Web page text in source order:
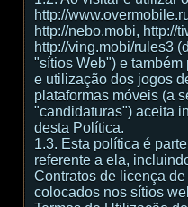
http://
http://nebo.mobi, http://
http://ving.mobi/rules3
"sítios Web") e
e utilização dos jogos
plataformas móveis (a
"candidaturas") aceita
desta Política.
1.3. Esta política é
referente a ela,
Contratos de licença
colocados nos sítios